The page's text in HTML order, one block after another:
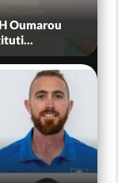
Oumarou